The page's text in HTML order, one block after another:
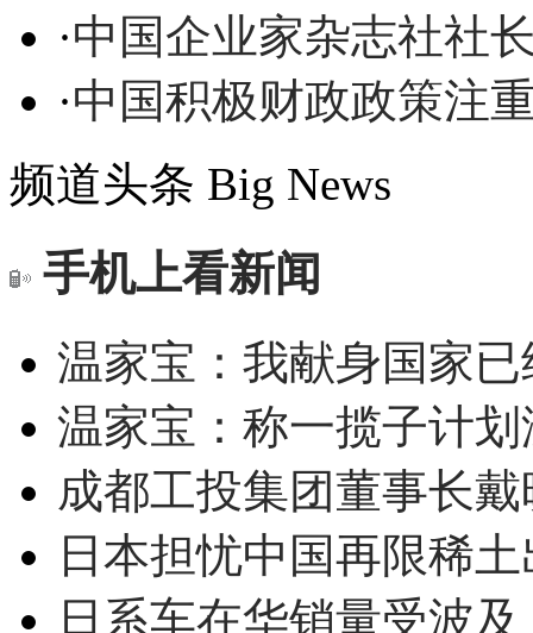
·中国企业家杂志社社
·中国积极财政政策注
频道头条 Big News
手机上看新闻
温家宝：我献身国家
温家宝：称一揽子计
成都工投集团董事长
日本担忧中国再限稀
日系车在华销量受波